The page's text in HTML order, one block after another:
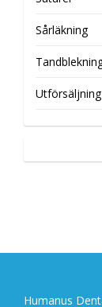
Sårläkning
Utförsäljning
Humanus